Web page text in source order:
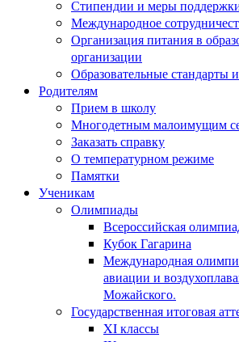
Стипендии и меры
Международное
Организация питания в
организации
Образовательные стандарты
Родителям
Прием в школу
Многодетным малоимущим
Заказать справку
О температурном режиме
Памятки
Ученикам
Олимпиады
Всероссийская
Кубок Гагарина
Международная
авиации и
Можайского.
Государственная итоговая
XI классы